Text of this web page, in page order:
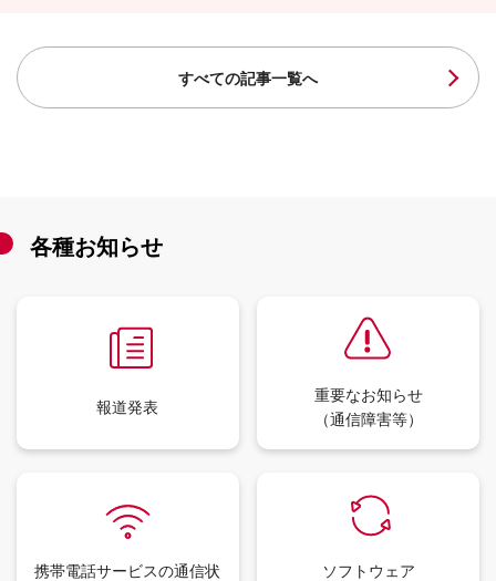
すべての記事一覧へ
各種お知らせ
報道発表
重要なお知らせ
（通信障害等）
携帯電話サービスの通信状
ソフトウェア